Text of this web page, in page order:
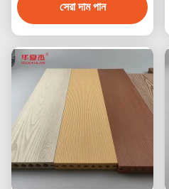
সেরা দাম পান